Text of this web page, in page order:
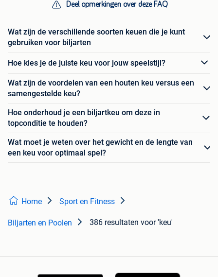
Deel opmerkingen over deze FAQ
Wat zijn de verschillende soorten keuen die je kunt
gebruiken voor biljarten
Hoe kies je de juiste keu voor jouw speelstijl?
Wat zijn de voordelen van een houten keu versus een
samengestelde keu?
Hoe onderhoud je een biljartkeu om deze in
topconditie te houden?
Wat moet je weten over het gewicht en de lengte van
een keu voor optimaal spel?
Home Sport en Fitness
Biljarten en Poolen 386 resultaten voor 'keu'